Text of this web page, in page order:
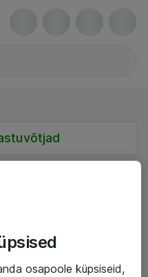
osapoole küpsiseid,